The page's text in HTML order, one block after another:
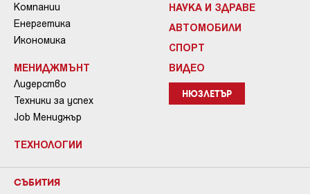
Компании
Енергетика
Икономика
МЕНИДЖМЪНТ
Лидерство
Техники за успех
Job Мениджър
ТЕХНОЛОГИИ
НАУКА И ЗДРАВЕ
АВТОМОБИЛИ
СПОРТ
ВИДЕО
НЮЗЛЕТЪР
СЪБИТИЯ